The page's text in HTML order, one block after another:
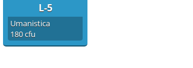
L-5
Umanistica
180 cfu